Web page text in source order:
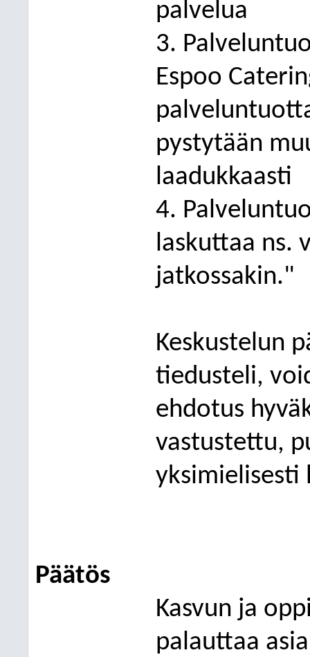
palvelua
3.
Espoo
pystytään
laadukkaasti
4.
laskuttaa ns.
jatkossakin."
Keskustelun
tiedusteli,
ehdotus
vastustettu,
yksimielisesti
Päätös
Kasvun ja
palauttaa